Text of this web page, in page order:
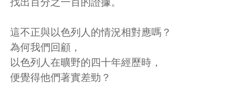
這不正與以色列人的情況相對應嗎？
為何我們回顧，
以色列人在曠野的四十年經歷時，
便覺得他們著實差勁？